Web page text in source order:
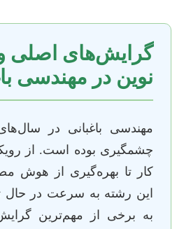
گرایش‌های اصلی
نوین در مهندسی
مهندسی باغبانی در
چشمگیری بوده است. از
کار تا بهره‌گیری از هوش
این رشته به سرعت در حال
به برخی از مهم‌ترین